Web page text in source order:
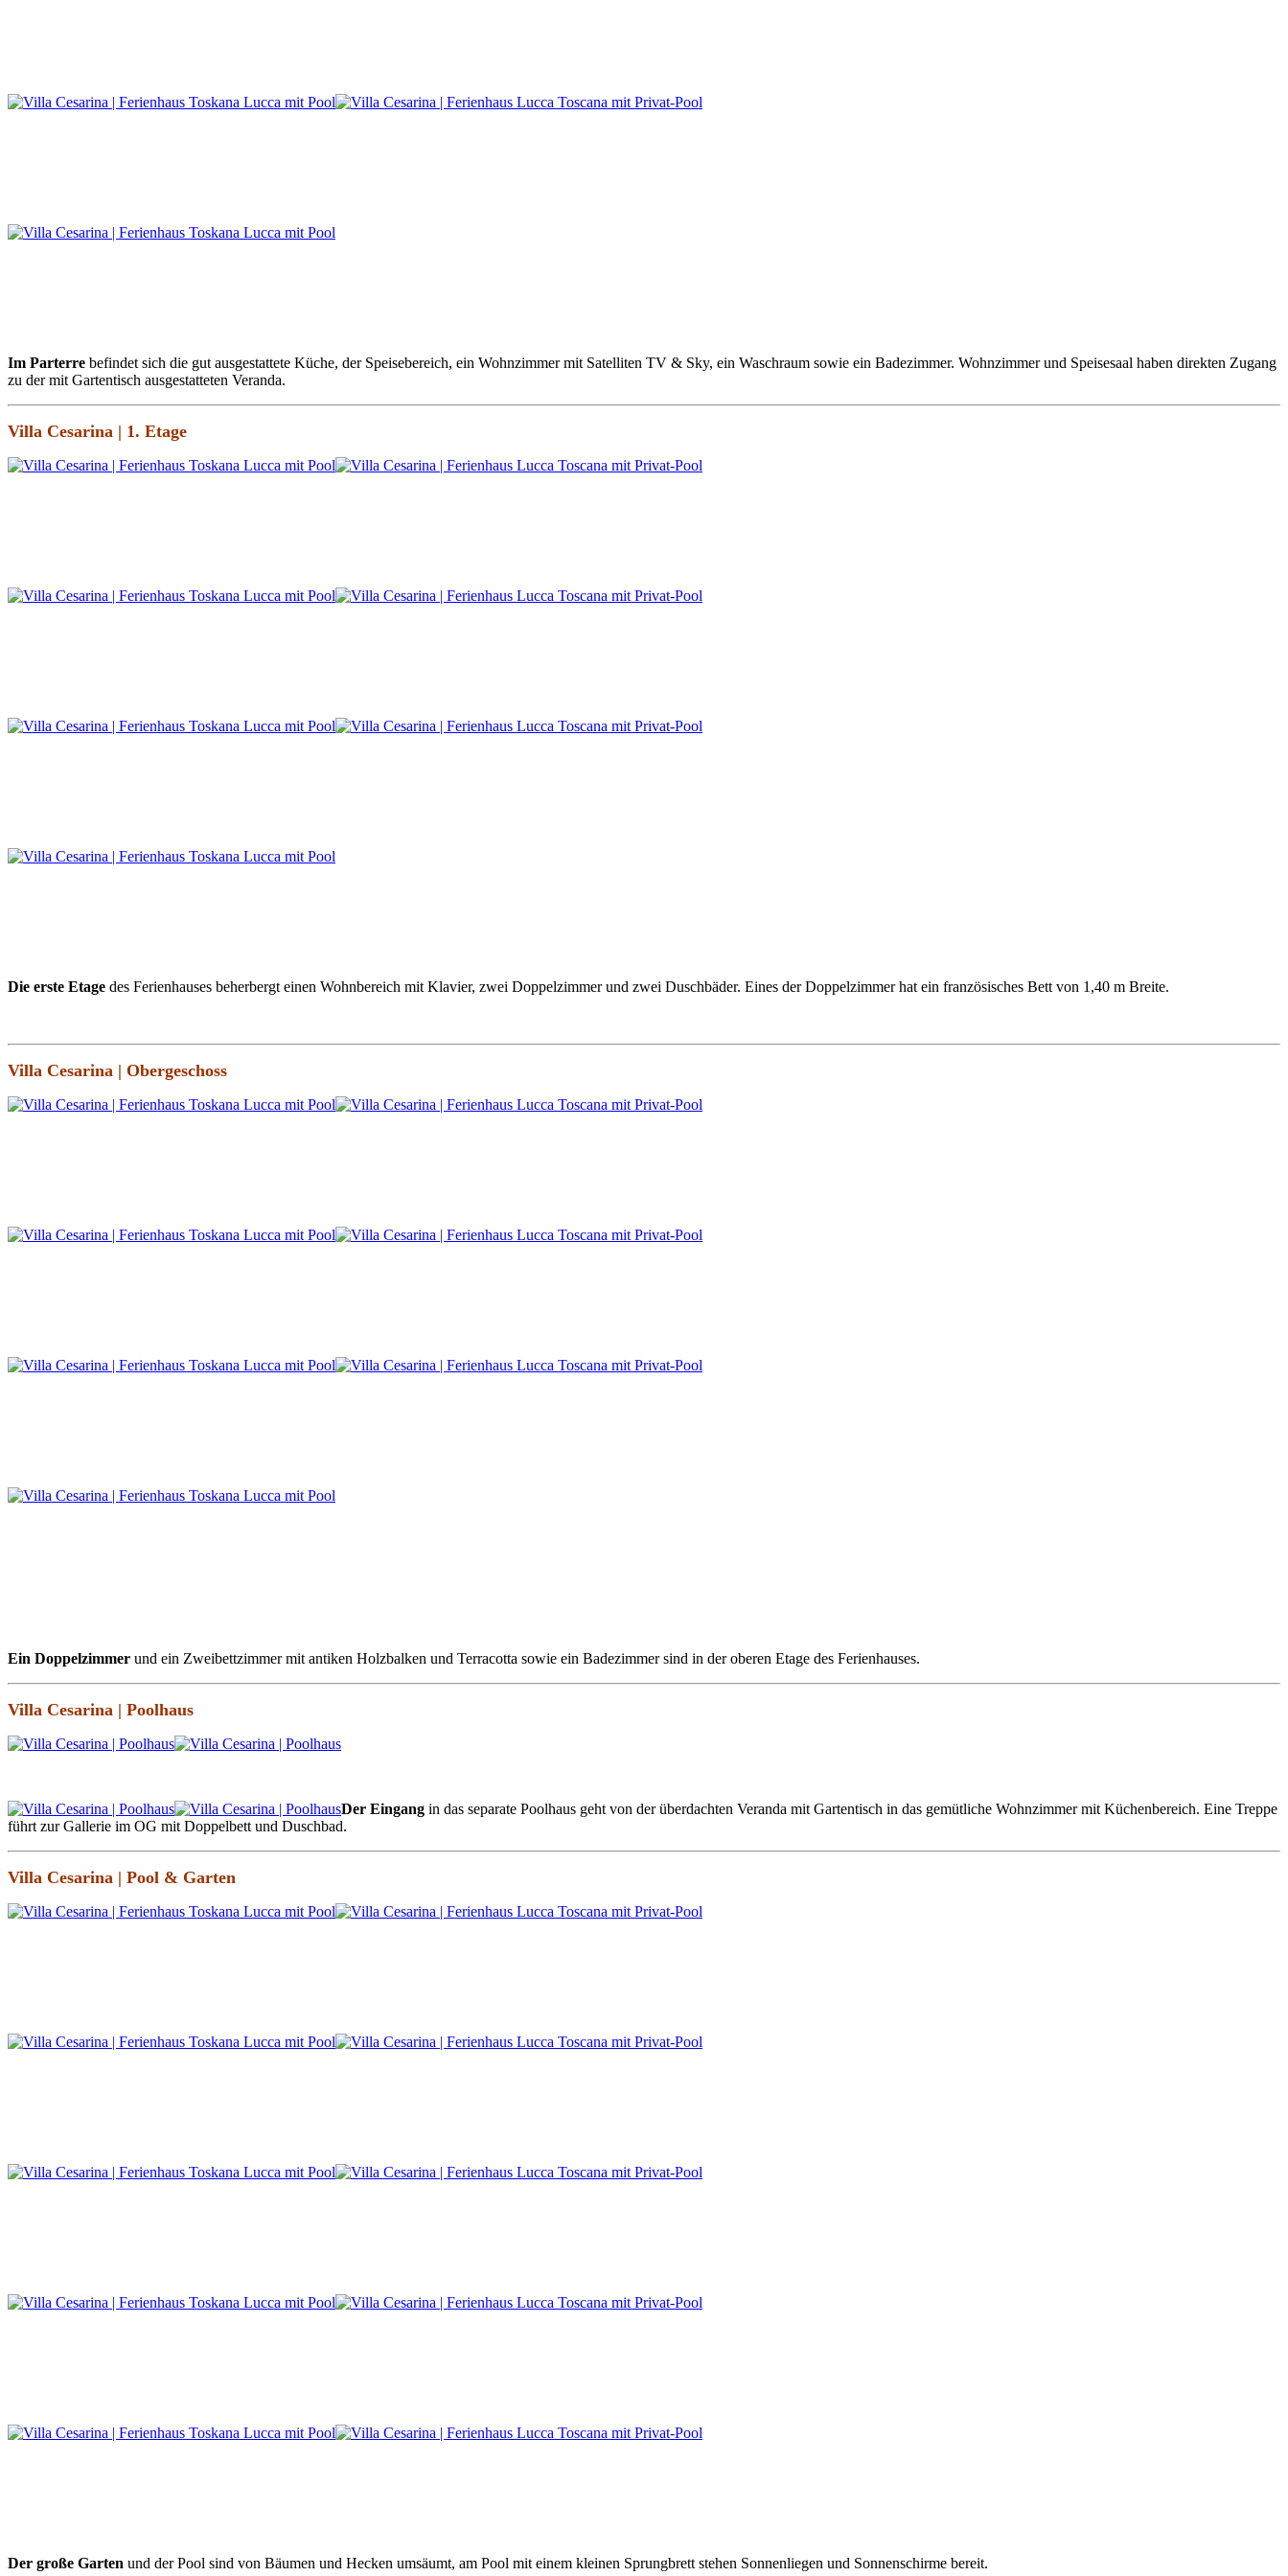
Im Parterre befindet sich die gut ausgestattete Küche, der Speisebereich, ein Wohnzimmer mit Satelliten TV & Sky, ein Waschraum sowie ein Badezimmer. Wohnzimmer und Speisesaal haben direkten Zugang
zu der mit Gartentisch ausgestatteten Veranda.
Villa Cesarina | 1. Etage
Die erste Etage des Ferienhauses beherbergt einen Wohnbereich mit Klavier, zwei Doppelzimmer und zwei Duschbäder. Eines der Doppelzimmer hat ein französisches Bett von 1,40 m Breite.
Villa Cesarina | Obergeschoss
Ein Doppelzimmer und ein Zweibettzimmer mit antiken Holzbalken und Terracotta sowie ein Badezimmer sind in der oberen Etage des Ferienhauses.
Villa Cesarina | Poolhaus
Der Eingang in das separate Poolhaus geht von der überdachten Veranda mit Gartentisch in das gemütliche Wohnzimmer mit Küchenbereich. Eine Treppe
führt zur Gallerie im OG mit Doppelbett und Duschbad.
Villa Cesarina | Pool & Garten
Der große Garten und der Pool sind von Bäumen und Hecken umsäumt, am Pool mit einem kleinen Sprungbrett stehen Sonnenliegen und Sonnenschirme bereit.